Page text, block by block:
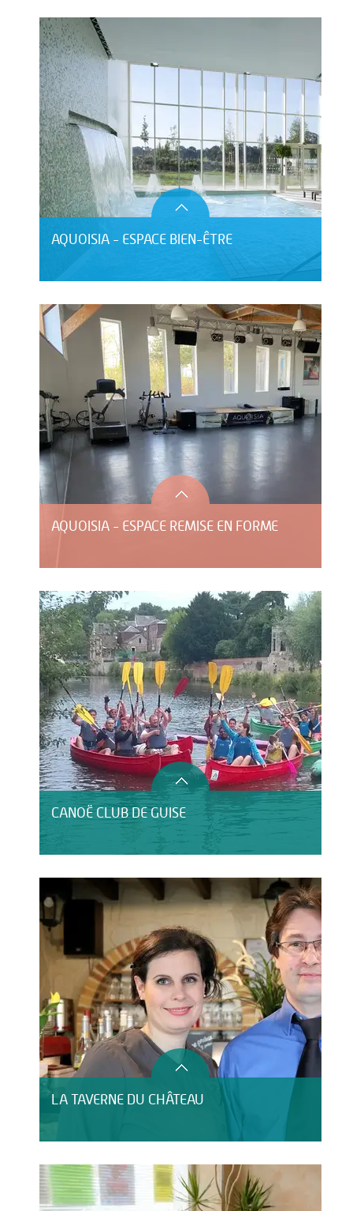
AQUOISIA - ESPACE BIEN-ÊTRE
AQUOISIA - ESPACE REMISE EN FORME
CANOË CLUB DE GUISE
LA TAVERNE DU CHÂTEAU